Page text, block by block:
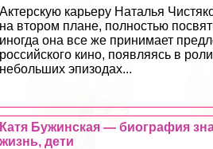
Актерскую карьеру Наталья
на втором плане, полностью
иногда она все же принимает
российского кино, появляясь в
небольших эпизодах...
Катя Бужинская — биография
жизнь, дети